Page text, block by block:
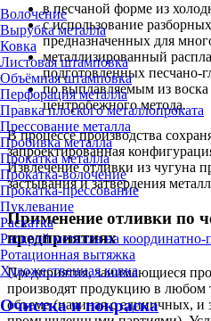
Волочение
Вырубка металла
Ковка
Листовая штамповка
Объёмная штамповка
Перфорация металла
Правка плоского металлопроката
Прессование металла
Пробивка металла
Прокатка металла
Прокатка-волочение
Прокатка-прессование
Пуклевание
Раскатка
Раскрой металла на
Ротационная вытяжка
Художественная ковка
Очистка и покраска
в песчаной форме из
с использование
предназначенных для
металлизированный
подготовленных песчано-
по выплавляемым из
центробежного метода.
В процессе производства
запроектированная
Извлечение отливки из чугуна
застывания и затвердения
Применение отливки по
предприятиях
Предприятия, занимающиеся
производят продукцию в любом
объеме (начиная с единичных, и